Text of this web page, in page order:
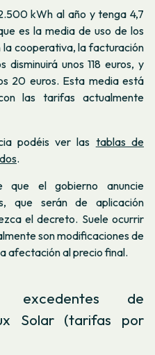
kWh al año y tenga 4,7
es la media de uso de los
cooperativa, la facturación
disminuirá unos 118 euros, y
20 euros. Esta media está
las tarifas actualmente
podéis ver las tablas de
.
el gobierno anuncie
que serán de aplicación
el decreto. Suele ocurrir
son modificaciones de
afectación al precio final.
excedentes de
Solar (tarifas por